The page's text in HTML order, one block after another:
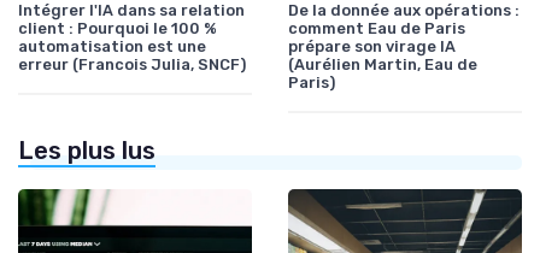
Intégrer l'IA dans sa relation
client : Pourquoi le 100 %
automatisation est une
erreur (Francois Julia, SNCF)
De la donnée aux opérations :
comment Eau de Paris
prépare son virage IA
(Aurélien Martin, Eau de
Paris)
Les plus lus